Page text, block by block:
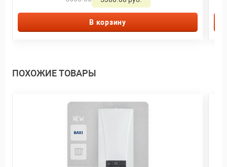
В корзину
ПОХОЖИЕ ТОВАРЫ